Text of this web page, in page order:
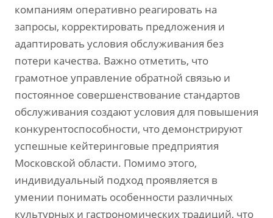
компаниям оперативно реагировать на
запросы‚ корректировать предложения и
адаптировать условия обслуживания без
потери качества. Важно отметить‚ что
грамотное управление обратной связью и
постоянное совершенствование стандартов
обслуживания создают условия для повышения
конкурентоспособности‚ что демонстрируют
успешные кейтеринговые предприятия
Московской области. Помимо этого‚
индивидуальный подход проявляется в
умении понимать особенности различных
культурных и гастрономических традиций‚ что